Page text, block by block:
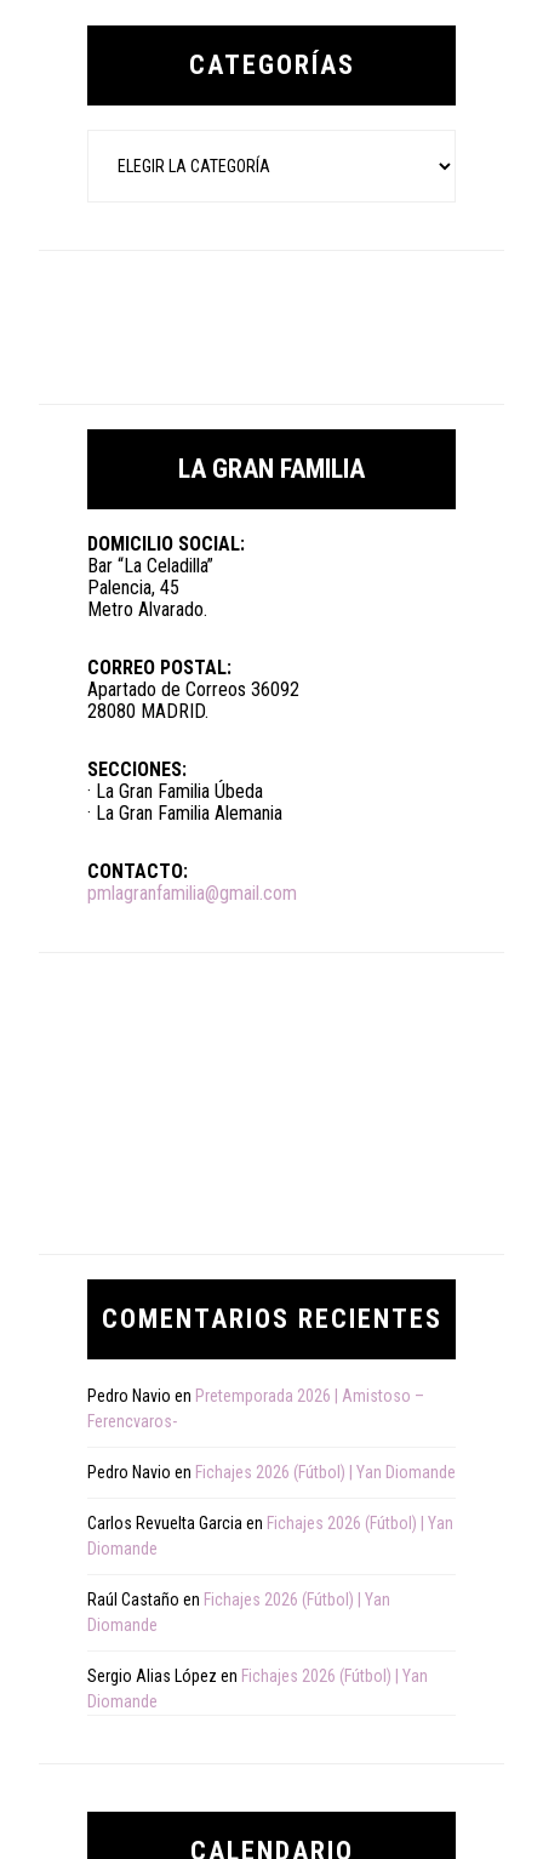
Primary
CATEGORÍAS
LA GRAN FAMILIA
DOMICILIO SOCIAL:
Bar “La Celadilla”
Palencia, 45
Metro Alvarado.
CORREO POSTAL:
Apartado de Correos 36092
28080 MADRID.
SECCIONES:
· La Gran Familia Úbeda
· La Gran Familia Alemania
CONTACTO:
pmlagranfamilia@gmail.com
COMENTARIOS RECIENTES
Pedro Navio en Pretemporada 2026 | Amistoso –
Ferencvaros-
Pedro Navio en Fichajes 2026 (Fútbol) | Yan Diomande
Carlos Revuelta Garcia en Fichajes 2026 (Fútbol) | Yan
Diomande
Raúl Castaño en Fichajes 2026 (Fútbol) | Yan
Diomande
Sergio Alias López en Fichajes 2026 (Fútbol) | Yan
Diomande
CALENDARIO